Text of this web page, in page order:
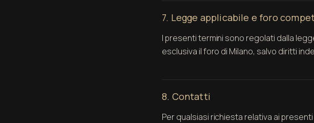
7. Legge applicabile e foro
I presenti termini sono regolati dalla
esclusiva il foro di Milano, salvo diritti
8. Contatti
Per qualsiasi richiesta relativa ai